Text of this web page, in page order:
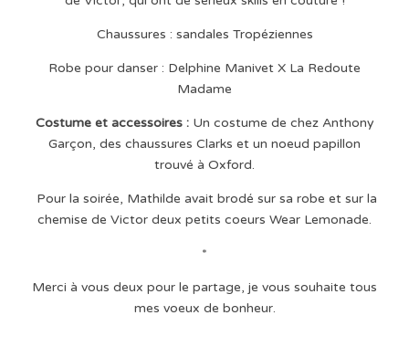
Chaussures : sandales Tropéziennes
Robe pour danser : Delphine Manivet X La Redoute
Madame
Costume et accessoires : Un costume de chez Anthony
Garçon, des chaussures Clarks et un noeud papillon
trouvé à Oxford.
Pour la soirée, Mathilde avait brodé sur sa robe et sur la
chemise de Victor deux petits coeurs Wear Lemonade.
*
Merci à vous deux pour le partage, je vous souhaite tous
mes voeux de bonheur.